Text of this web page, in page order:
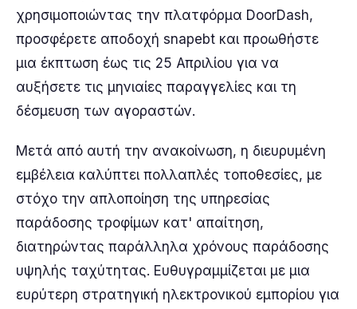
χρησιμοποιώντας την πλατφόρμα DoorDash,
προσφέρετε αποδοχή snapebt και προωθήστε
μια έκπτωση έως τις 25 Απριλίου για να
αυξήσετε τις μηνιαίες παραγγελίες και τη
δέσμευση των αγοραστών.
Μετά από αυτή την ανακοίνωση, η διευρυμένη
εμβέλεια καλύπτει πολλαπλές τοποθεσίες, με
στόχο την απλοποίηση της υπηρεσίας
παράδοσης τροφίμων κατ' απαίτηση,
διατηρώντας παράλληλα χρόνους παράδοσης
υψηλής ταχύτητας. Ευθυγραμμίζεται με μια
ευρύτερη στρατηγική ηλεκτρονικού εμπορίου για